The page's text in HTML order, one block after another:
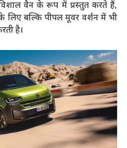
वैन के रूप में प्रस्तुत करते हैं,
लिए बल्कि पीपल मूवर वर्शन में भी
है।